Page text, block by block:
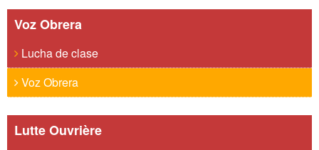
Voz Obrera
Lucha de clase
Voz Obrera
Lutte Ouvrière